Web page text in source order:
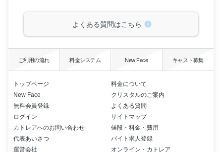
よくある質問はこちら
ご利用の流れ 料金システム New Face キャスト募集
トップページ
New Face
無料会員登録
ログイン
カトレアへのお問い合わせ
代表あいさつ
運営会社
料金について
クリスタルのご案内
よくある質問
サイトマップ
値段・料金・費用
バイト求人登録
オンライン・カトレア